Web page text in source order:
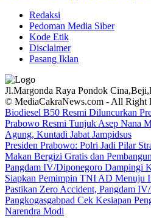
Redaksi
Pedoman Media Siber
Kode Etik
Disclaimer
Pasang Iklan
Jl.Margonda Raya Pondok
© MediaCakraNews.com - All Right
Biodiesel B50 Resmi Diluncurkan
Prabowo Resmi Tunjuk Asep Nana
Agung, Kuntadi Jabat Jampidsus
Presiden Prabowo: Polri Jadi Pilar
Makan Bergizi Gratis dan
Pangdam IV/Diponegoro Dampingi
Siapkan Pemimpin TNI AD Menuju
Pastikan Zero Accident, Pangdam
Pangkogasgabpad Cek Kesiapan
Narendra Modi